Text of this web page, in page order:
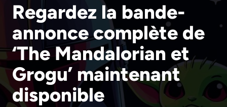
Regardez la bande-
annonce complète de
‘The Mandalorian et
Grogu’ maintenant
disponible